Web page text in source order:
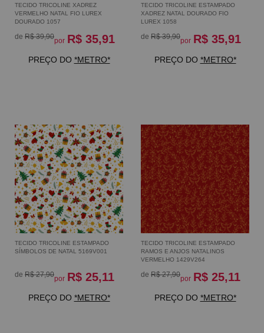
TECIDO TRICOLINE XADREZ
VERMELHO NATAL FIO LUREX
DOURADO 1057
de R$ 39,90por R$ 35,91
PREÇO DO *METRO*
TECIDO TRICOLINE ESTAMPADO
XADREZ NATAL DOURADO FIO
LUREX 1058
de R$ 39,90por R$ 35,91
PREÇO DO *METRO*
TECIDO TRICOLINE ESTAMPADO
SÍMBOLOS DE NATAL 5169V001
de R$ 27,90por R$ 25,11
PREÇO DO *METRO*
TECIDO TRICOLINE ESTAMPADO
RAMOS E ANJOS NATALINOS
VERMELHO 1429V264
de R$ 27,90por R$ 25,11
PREÇO DO *METRO*